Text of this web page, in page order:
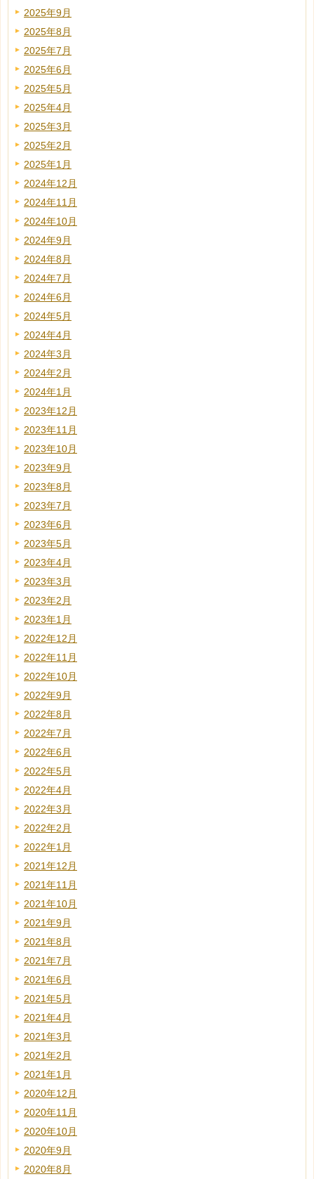
2025年9月
2025年8月
2025年7月
2025年6月
2025年5月
2025年4月
2025年3月
2025年2月
2025年1月
2024年12月
2024年11月
2024年10月
2024年9月
2024年8月
2024年7月
2024年6月
2024年5月
2024年4月
2024年3月
2024年2月
2024年1月
2023年12月
2023年11月
2023年10月
2023年9月
2023年8月
2023年7月
2023年6月
2023年5月
2023年4月
2023年3月
2023年2月
2023年1月
2022年12月
2022年11月
2022年10月
2022年9月
2022年8月
2022年7月
2022年6月
2022年5月
2022年4月
2022年3月
2022年2月
2022年1月
2021年12月
2021年11月
2021年10月
2021年9月
2021年8月
2021年7月
2021年6月
2021年5月
2021年4月
2021年3月
2021年2月
2021年1月
2020年12月
2020年11月
2020年10月
2020年9月
2020年8月